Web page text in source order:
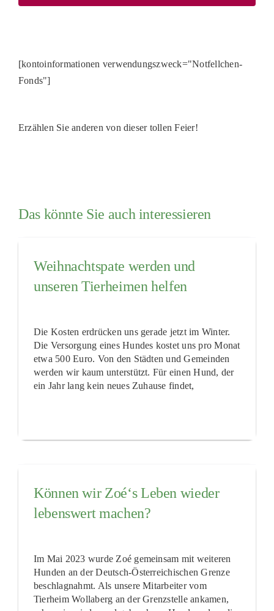
[kontoinformationen verwendungszweck="Notfellchen-
Fonds"]
Erzählen Sie anderen von dieser tollen Feier!
Das könnte Sie auch interessieren
Weihnachtspate werden und
unseren Tierheimen helfen
Die Kosten erdrücken uns gerade jetzt im Winter.
Die Versorgung eines Hundes kostet uns pro Monat
etwa 500 Euro. Von den Städten und Gemeinden
werden wir kaum unterstützt. Für einen Hund, der
ein Jahr lang kein neues Zuhause findet,
Können wir Zoé‘s Leben wieder
lebenswert machen?
Im Mai 2023 wurde Zoé gemeinsam mit weiteren
Hunden an der Deutsch-Österreichischen Grenze
beschlagnahmt. Als unsere Mitarbeiter vom
Tierheim Wollaberg an der Grenzstelle ankamen,